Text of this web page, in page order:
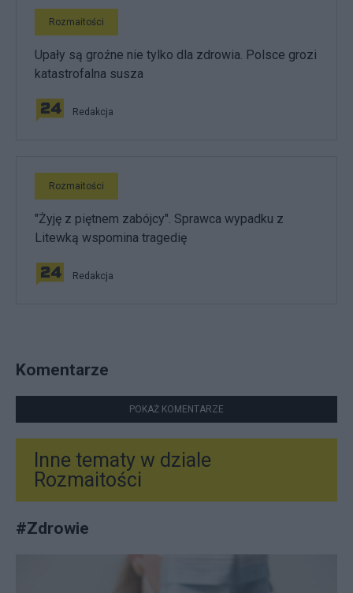
Rozmaitości
Upały są groźne nie tylko dla zdrowia. Polsce grozi
katastrofalna susza
Redakcja
Rozmaitości
"Żyję z piętnem zabójcy". Sprawca wypadku z
Litewką wspomina tragedię
Redakcja
Komentarze
POKAŻ KOMENTARZE
Inne tematy w dziale
Rozmaitości
#Zdrowie